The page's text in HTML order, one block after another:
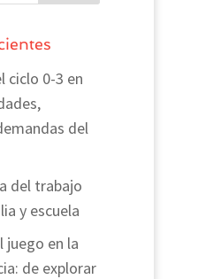
ciclo 0-3 en
del
del trabajo
y escuela
juego en la
de explorar